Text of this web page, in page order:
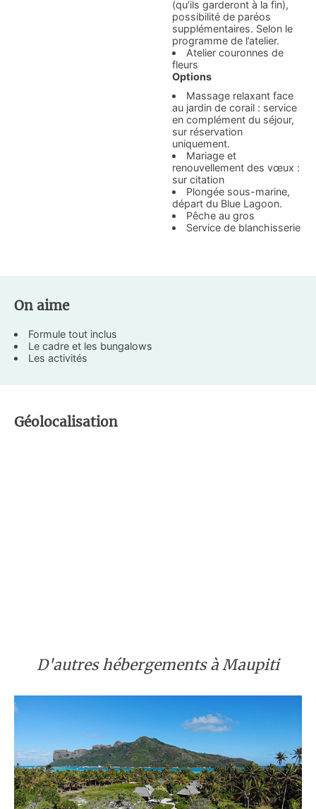
(qu’ils garderont à la fin),
possibilité de paréos
supplémentaires. Selon le
programme de l’atelier.
Atelier couronnes de
fleurs
Options
Massage relaxant face
au jardin de corail : service
en complément du séjour,
sur réservation
uniquement.
Mariage et
renouvellement des vœux :
sur citation
Plongée sous-marine,
départ du Blue Lagoon.
Pêche au gros
Service de blanchisserie
On aime
Formule tout inclus
Le cadre et les bungalows
Les activités
Géolocalisation
D'autres hébergements à Maupiti